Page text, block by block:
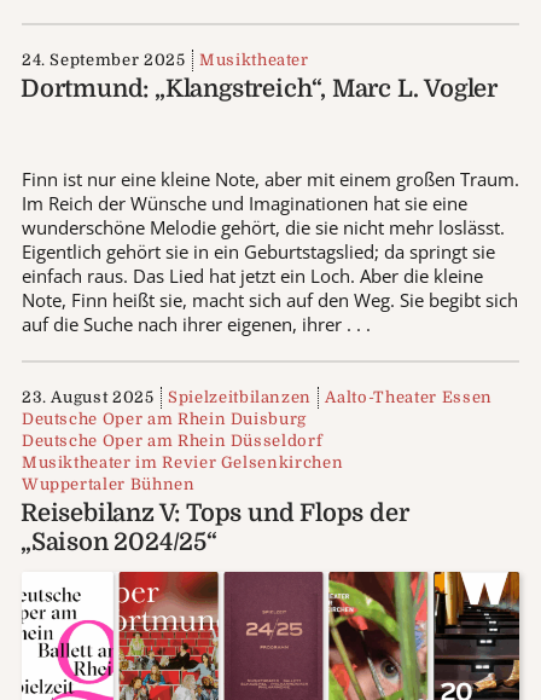
24. September 2025 Musiktheater
Dortmund: „Klangstreich“, Marc L. Vogler
Finn ist nur eine kleine Note, aber mit einem großen Traum.
Im Reich der Wünsche und Imaginationen hat sie eine
wunderschöne Melodie gehört, die sie nicht mehr loslässt.
Eigentlich gehört sie in ein Geburtstagslied; da springt sie
einfach raus. Das Lied hat jetzt ein Loch. Aber die kleine
Note, Finn heißt sie, macht sich auf den Weg. Sie begibt sich
auf die Suche nach ihrer eigenen, ihrer . . .
23. August 2025 Spielzeitbilanzen
Aalto-Theater Essen
Deutsche Oper am Rhein Duisburg
Deutsche Oper am Rhein Düsseldorf
Musiktheater im Revier Gelsenkirchen
Wuppertaler Bühnen
Reisebilanz V: Tops und Flops der
„Saison 2024/25“